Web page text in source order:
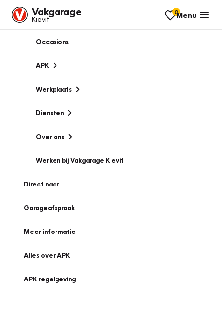
Vakgarage
Kievit
0Menu
Occasions
APK
Werkplaats
Diensten
Over ons
Werken bij Vakgarage Kievit
Direct naar
Garageafspraak
Meer informatie
Alles over APK
APK regelgeving